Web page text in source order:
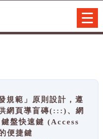
規範」原則設計，遵
網頁導盲磚(:::)、網
盤快速鍵 (Access
便捷鍵